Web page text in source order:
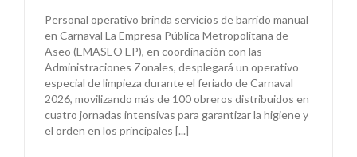
Personal operativo brinda servicios de barrido manual
en Carnaval La Empresa Pública Metropolitana de
Aseo (EMASEO EP), en coordinación con las
Administraciones Zonales, desplegará un operativo
especial de limpieza durante el feriado de Carnaval
2026, movilizando más de 100 obreros distribuidos en
cuatro jornadas intensivas para garantizar la higiene y
el orden en los principales [...]